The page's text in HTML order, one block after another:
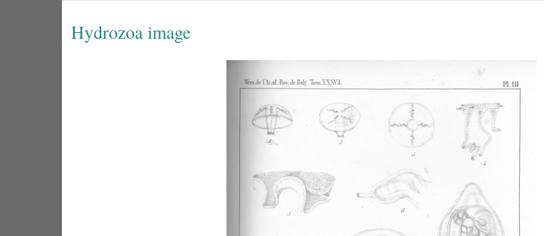
Hydrozoa image